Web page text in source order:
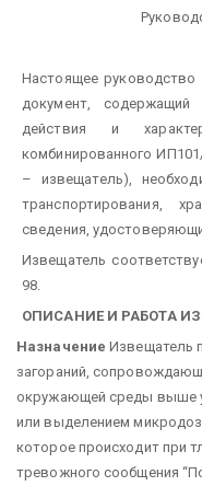
Настоящее руководство
документ, содержащий
действия и
комбинированного
– извещатель),
транспортирования,
сведения,
Извещатель
98.
ОПИСАНИЕ И РАБОТА
НазначениеИзвещатель
загораний,
окружающей среды выше
или выделением микродоз
которое происходит при
тревожного сообщения